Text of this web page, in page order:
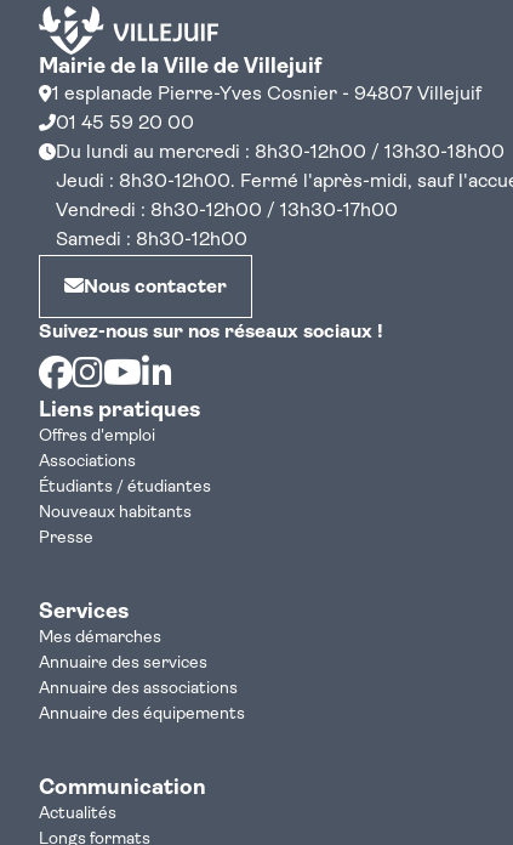
Mairie de la Ville de Villejuif
1 esplanade Pierre-Yves Cosnier - 94807 Villejuif
01 45 59 20 00
Du lundi au mercredi : 8h30-12h00 / 13h30-18h00
Jeudi : 8h30-12h00. Fermé l'après-midi, sauf
Vendredi : 8h30-12h00 / 13h30-17h00
Samedi : 8h30-12h00
Nous contacter
Suivez-nous sur nos réseaux sociaux !
Facebook
Instagram
Youtube
Liens pratiques
Offres d'emploi
Associations
Étudiants / étudiantes
Nouveaux habitants
Presse
Services
Mes démarches
Annuaire des services
Annuaire des associations
Annuaire des équipements
Communication
Actualités
Longs formats